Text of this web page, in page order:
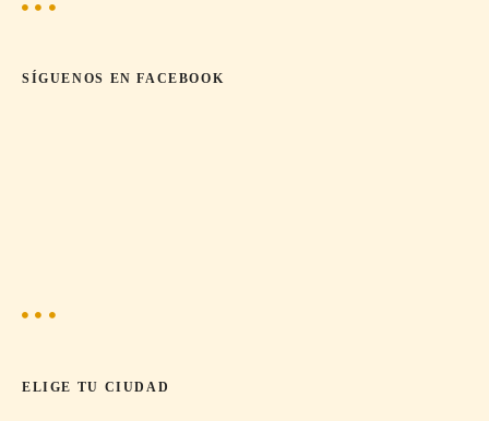
d
a
SÍGUENOS EN FACEBOOK
ELIGE TU CIUDAD